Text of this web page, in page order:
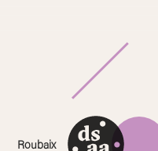
Roubaix